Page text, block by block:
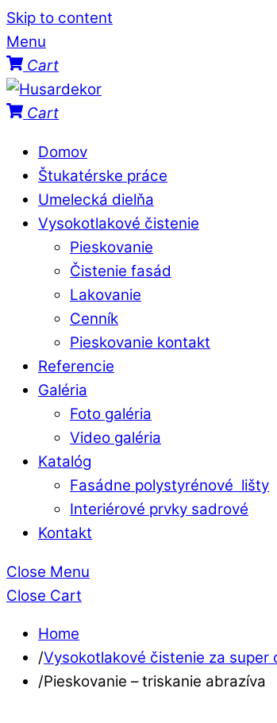
Skip to content
Menu
Cart
Cart
Domov
Štukatérske práce
Umelecká dielňa
Vysokotlakové čistenie
Pieskovanie
Čistenie fasád
Lakovanie
Cenník
Pieskovanie kontakt
Referencie
Galéria
Foto galéria
Video galéria
Katalóg
Fasádne polystyrénové lišty
Interiérové prvky sadrové
Kontakt
Close Menu
Close Cart
Home
/Vysokotlakové čistenie za super
/Pieskovanie – triskanie abrazíva